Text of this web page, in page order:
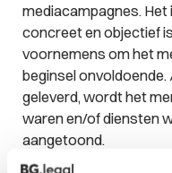
mediacampagnes. Het
concreet en objectief
voornemens om het
beginsel
geleverd, wordt het
waren en/of diensten
aangetoond.